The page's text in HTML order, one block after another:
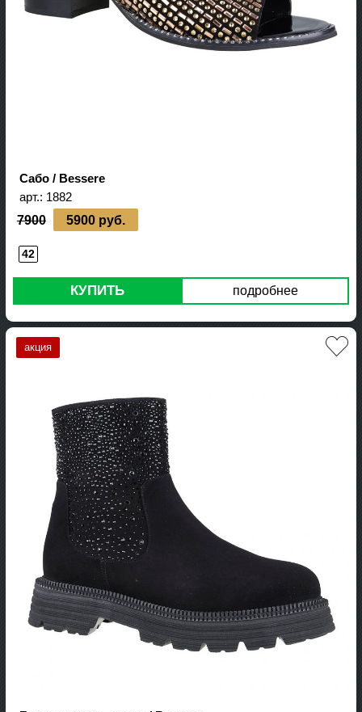
Сабо / Bessere
арт.: 1882
7900 5900 руб.
42
подробнее
КУПИТЬ